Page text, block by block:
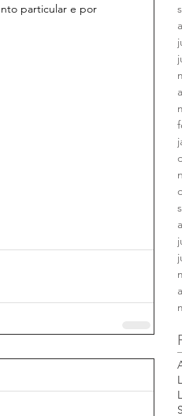
particular e por